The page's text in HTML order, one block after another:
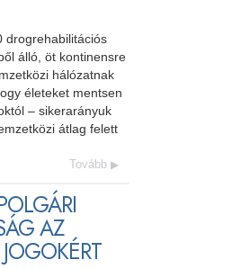
drogrehabilitációs
álló, öt kontinensre
hálózatnak
életeket mentsen
– sikerarányuk
átlag felett
Tovább
AZ